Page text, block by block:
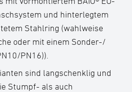
und hinterlegtem
Stahlring (wahlweise
oder mit einem Sonder-/
PN16)).
sind langschenklig und
Stumpf- als auch